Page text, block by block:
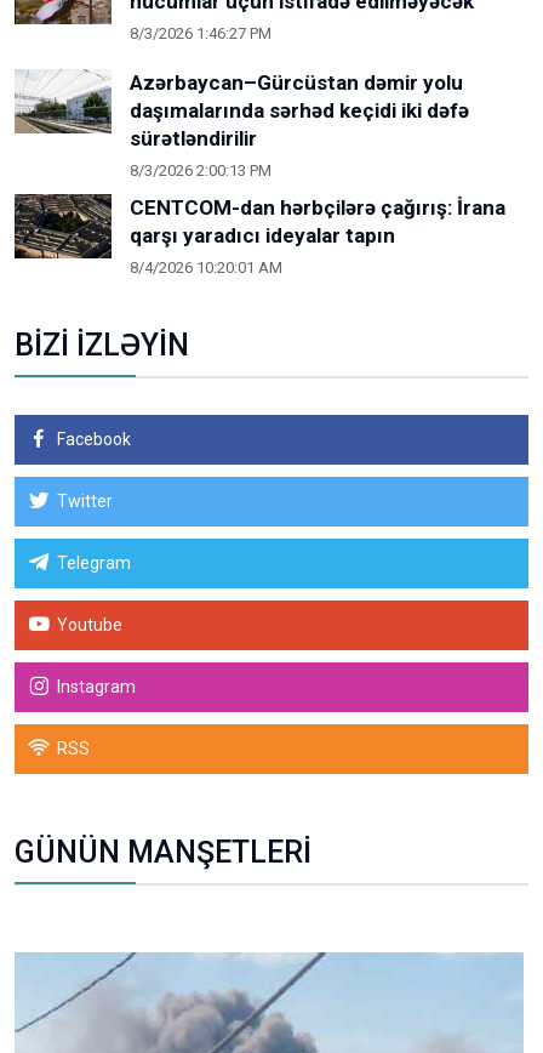
8/3/2026 1:46:27 PM
Azərbaycan–Gürcüstan dəmir yolu
daşımalarında sərhəd keçidi iki dəfə
sürətləndirilir
8/3/2026 2:00:13 PM
CENTCOM-dan hərbçilərə çağırış: İrana
qarşı yaradıcı ideyalar tapın
8/4/2026 10:20:01 AM
BİZİ İZLƏYİN
Facebook
Twitter
Telegram
Youtube
Instagram
RSS
GÜNÜN MANŞETLERİ